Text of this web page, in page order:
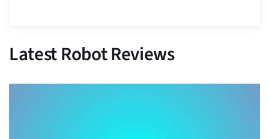
Latest Robot Reviews